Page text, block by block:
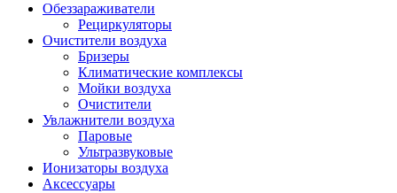
Обеззараживатели
Рециркуляторы
Очистители воздуха
Бризеры
Климатические комплексы
Мойки воздуха
Очистители
Увлажнители воздуха
Паровые
Ультразвуковые
Ионизаторы воздуха
Аксессуары